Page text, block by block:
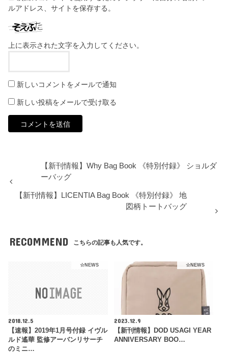
ルアドレス、サイトを保存する。
上に表示された文字を入力してください。
新しいコメントをメールで通知
新しい投稿をメールで受け取る
【新刊情報】Why Bag Book 《特別付録》 ショルダ
ーバッグ
【新刊情報】LICENTIA Bag Book 《特別付録》 地
図柄トートバッグ
RECOMMEND こちらの記事も人気です。
☆NEWS
2018.12.5
【速報】2019年1月号付録 イヴル
ルド遙華 監修アーバンリサーチ
のミニ…
☆NEWS
2023.12.9
【新刊情報】DOD USAGI YEAR
ANNIVERSARY BOO…